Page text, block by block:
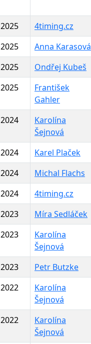
2025
4timing.cz
2025
Anna Karasová
2025
Ondřej Kubeš
2025
František
Gahler
2024
Karolína
Šejnová
2024
Karel Plaček
2024
Michal Flachs
2024
4timing.cz
2023
Míra Sedláček
2023
Karolína
Šejnová
2023
Petr Butzke
2022
Karolína
Šejnová
2022
Karolína
Šejnová